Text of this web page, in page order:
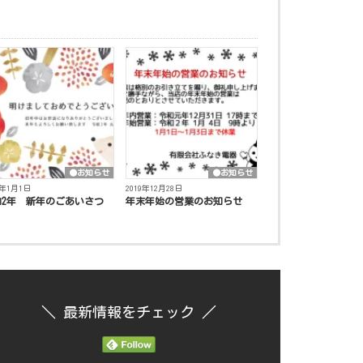
●お知らせ
1月1日
2年 新年のごあいさつ
●お知らせ
2019年12月28日
年末年始の営業のお知らせ
＼ 最新情報をチェック ／